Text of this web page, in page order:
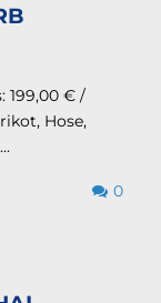
199,00 € /
Hose,
0